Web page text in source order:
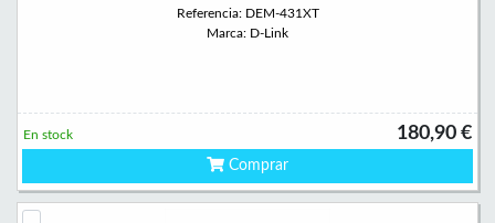
Referencia: DEM-431XT
Marca: D-Link
180,90 €
En stock
Comprar